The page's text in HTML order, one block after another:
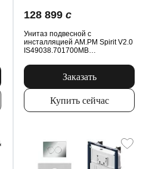
128 899 c
Унитаз подвесной с
инсталляцией AM.PM Spirit V2.0
IS49038.701700MB
микролифт, пневм. клавишей,
Заказать
Купить сейчас